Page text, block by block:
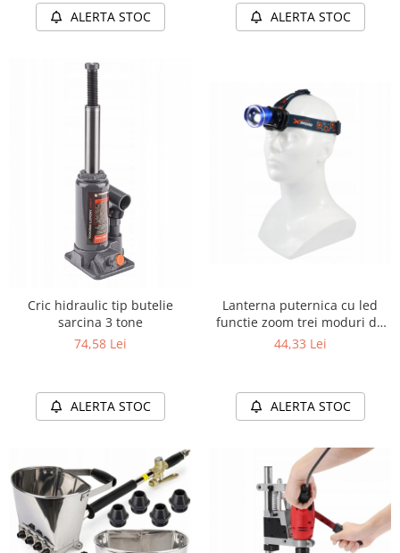
ALERTA STOC ALERTA STOC
Cric hidraulic tip butelie
sarcina 3 tone
74,58 Lei
ALERTA STOC
Lanterna puternica cu led
functie zoom trei moduri de
iluminare
44,33 Lei
ALERTA STOC